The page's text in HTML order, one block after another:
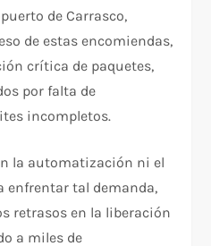
de Carrasco,
de estas encomiendas,
crítica de paquetes,
por falta de
incompletos.
la automatización ni el
enfrentar tal demanda,
retrasos en la liberación
a miles de